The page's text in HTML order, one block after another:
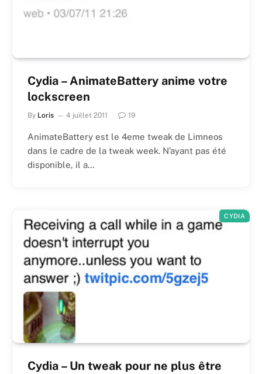
Cydia – AnimateBattery anime votre
lockscreen
By Loris 4 juillet 2011 19
AnimateBattery est le 4eme tweak de Limneos
dans le cadre de la tweak week. N’ayant pas été
disponible, il a…
CYDIA
Cydia – Un tweak pour ne plus être